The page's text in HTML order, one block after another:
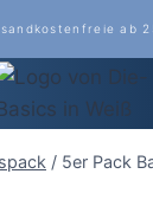
ab
/ 5er Pack